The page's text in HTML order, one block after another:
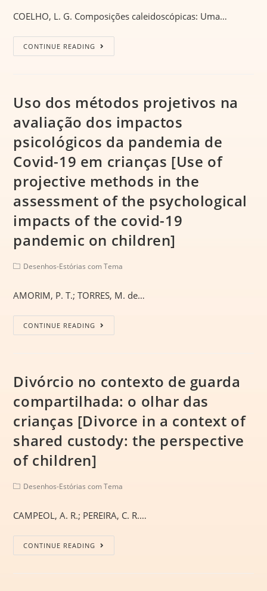
COELHO, L. G. Composições caleidoscópicas: Uma…
CONTINUE READING
Uso dos métodos projetivos na
avaliação dos impactos
psicológicos da pandemia de
Covid-19 em crianças [Use of
projective methods in the
assessment of the psychological
impacts of the covid-19
pandemic on children]
Desenhos-Estórias com Tema
AMORIM, P. T.; TORRES, M. de…
CONTINUE READING
Divórcio no contexto de guarda
compartilhada: o olhar das
crianças [Divorce in a context of
shared custody: the perspective
of children]
Desenhos-Estórias com Tema
CAMPEOL, A. R.; PEREIRA, C. R.…
CONTINUE READING